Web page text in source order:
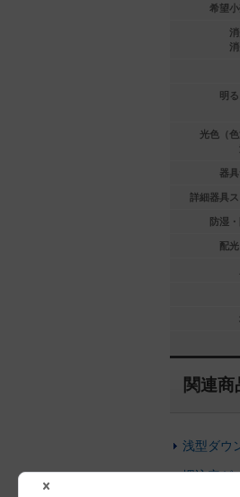
希望
明
光色（色
器
詳細器具
防湿
配
円(税抜)
7.6
98.6
コンパクト形蛍光灯FDL27形1
電球色（3000K）
φ100（埋込穴）
軒下用ダウンライト
防雨型
拡散タイプ
関連商
浅型ダウ
埋込穴が